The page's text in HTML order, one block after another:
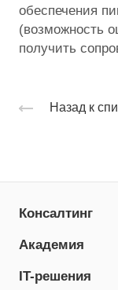
обеспечения
(возможность
получить
Назад к
Консалтинг
Академия
IT-решения